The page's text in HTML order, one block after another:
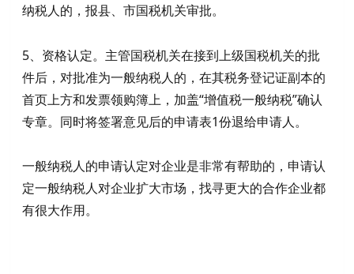
纳税人的，报县、市国税机关审批。
5、资格认定。主管国税机关在接到上级国税机关的批
件后，对批准为一般纳税人的，在其税务登记证副本的
首页上方和发票领购簿上，加盖“增值税一般纳税”确认
专章。同时将签署意见后的申请表1份退给申请人。
一般纳税人的申请认定对企业是非常有帮助的，申请认
定一般纳税人对企业扩大市场，找寻更大的合作企业都
有很大作用。